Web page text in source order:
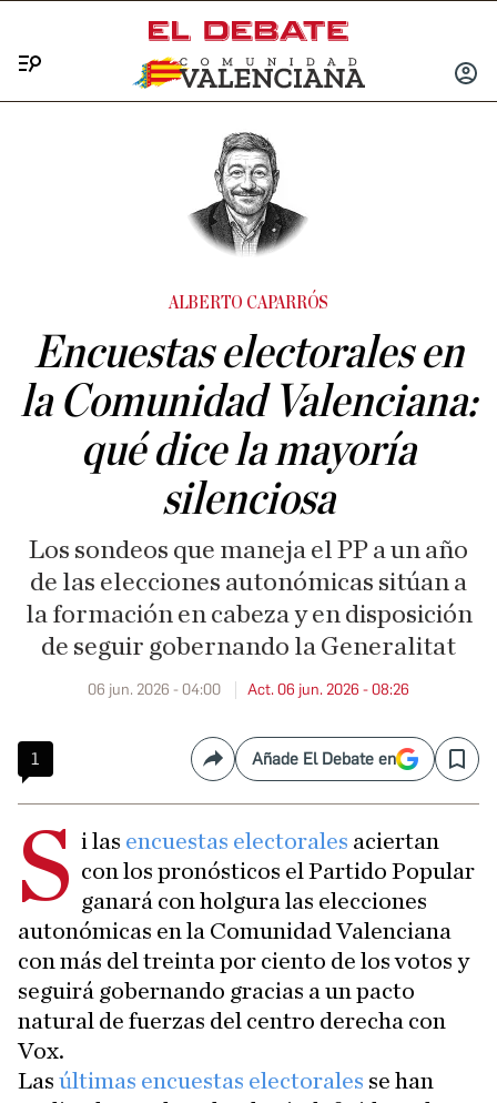
INICIAR
ALBERTO CAPARRÓS
Encuestas electorales en
la Comunidad Valenciana:
qué dice la mayoría
silenciosa
Los sondeos que maneja el PP a un año
de las elecciones autonómicas sitúan a
la formación en cabeza y en disposición
de seguir gobernando la Generalitat
06 jun. 2026 - 04:00 Act. 06 jun. 2026 - 08:26
1 CompartirAñade El Debate en Save
S i las encuestas electorales aciertan
con los pronósticos el Partido Popular
ganará con holgura las elecciones
autonómicas en la Comunidad Valenciana
con más del treinta por ciento de los votos y
seguirá gobernando gracias a un pacto
natural de fuerzas del centro derecha con
Vox.
Las últimas encuestas electorales se han